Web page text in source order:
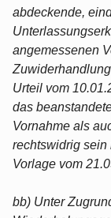
abdeckende,
angemessenen
Urteil vom
das
Vornahme als
rechtswidrig sein
Vorlage vom
bb) Unter